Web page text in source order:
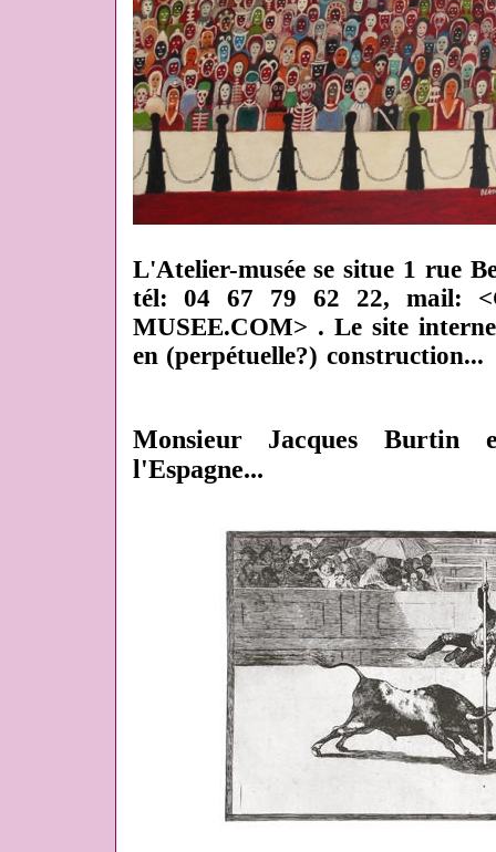
L'Atelier-musée se situe 1 rue
tél: 04 67 79 62 22, mail:
MUSEE.COM> . Le site
en (perpétuelle?) construction...
Monsieur Jacques Burtin
l'Espagne...